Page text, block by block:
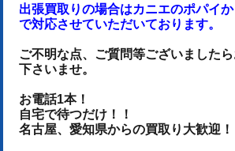
出張買取りの場合はカニエのポパイ
で対応させていただいております。
ご不明な点、ご質問等ございました
下さいませ。
お電話1本！
自宅で待つだけ！！
名古屋、愛知県からの買取り大歓迎！